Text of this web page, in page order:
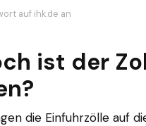
auf ihk.de an
ist der
die Einfuhrzölle auf